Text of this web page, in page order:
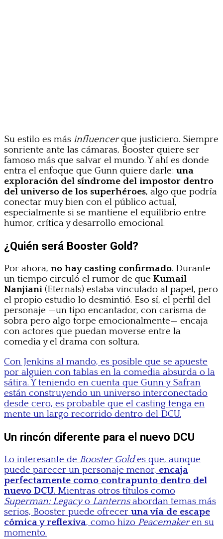
Su estilo es más influencerque justiciero. Siempre
sonriente ante las cámaras, Booster quiere ser
famoso más que salvar el mundo. Y ahí es donde
entra el enfoque que Gunn quiere darle: una
exploración del síndrome del impostor dentro
del universo de los superhéroes, algo que podría
conectar muy bien con el público actual,
especialmente si se mantiene el equilibrio entre
humor, crítica y desarrollo emocional.
¿Quién será Booster Gold?
Por ahora, no hay casting confirmado. Durante
un tiempo circuló el rumor de que Kumail
Nanjiani (Eternals) estaba vinculado al papel, pero
el propio estudio lo desmintió. Eso sí, el perfil del
personaje —un tipo encantador, con carisma de
sobra pero algo torpe emocionalmente— encaja
con actores que puedan moverse entre la
comedia y el drama con soltura.
Con Jenkins al mando, es posible que se apueste
por alguien con tablas en la comedia absurda o la
sátira. Y teniendo en cuenta que Gunn y Safran
están construyendo un universo interconectado
desde cero, es probable que el casting tenga en
mente un largo recorrido dentro del DCU.
Un rincón diferente para el nuevo DCU
Lo interesante de Booster Goldes que, aunque
puede parecer un personaje menor, encaja
perfectamente como contrapunto dentro del
nuevo DCU. Mientras otros títulos como
Superman: Legacyo Lanternsabordan temas más
serios, Booster puede ofrecer una vía de escape
cómica y reflexiva, como hizo Peacemakeren su
momento.